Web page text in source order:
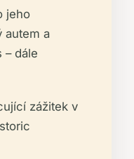
jeho
autem a
– dále
zážitek v